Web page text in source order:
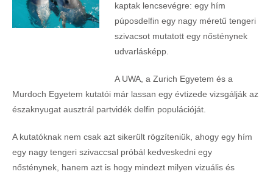
kaptak lencsevégre: egy hím
púposdelfin egy nagy méretű tengeri
szivacsot mutatott egy nősténynek
udvarlásképp.
A UWA, a Zurich Egyetem és a
Murdoch Egyetem kutatói már lassan egy évtizede vizsgálják az
északnyugat ausztrál partvidék delfin populációját.
A kutatóknak nem csak azt sikerült rögzíteniük, ahogy egy hím
egy nagy tengeri szivaccsal próbál kedveskedni egy
nősténynek, hanem azt is hogy mindezt milyen vizuális és